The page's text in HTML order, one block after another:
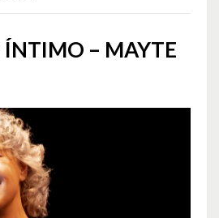
ÍNTIMO – MAYTE